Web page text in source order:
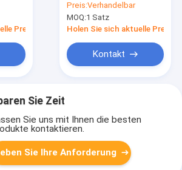
Preis
400rpm
Preis:Verhandelbar
MOQ:1 Satz
Holen Sie sich aktuelle Preis
Kontakt
Sie Zeit
Sie uns mit Ihnen die besten
kontaktieren.
Sie Ihre Anforderung